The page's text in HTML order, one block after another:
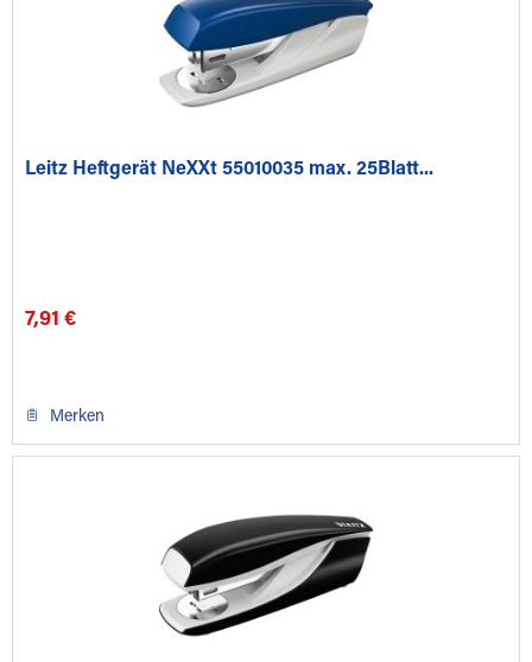
Leitz Heftgerät NeXXt 55010035 max. 25Blatt...
7,91 €
Merken